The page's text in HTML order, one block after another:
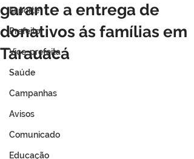
Esporte
Prefeito
Vice-prefeita
Saúde
Campanhas
Avisos
Comunicado
Educação
garante a entrega de
donativos ás famílias em
Tarauacá